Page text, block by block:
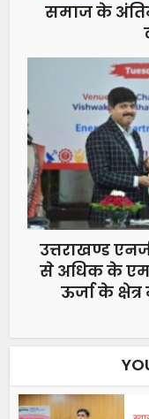
समाज के
उत्तराखण्ड
से अधिक के
ऊर्जा के